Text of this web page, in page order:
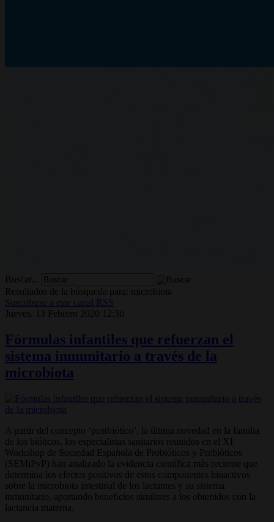
Buscar...
Resultados de la búsqueda para: microbiota
Suscribirse a este canal RSS
Jueves, 13 Febrero 2020 12:36
Fórmulas infantiles que refuerzan el
sistema inmunitario a través de la
microbiota
A partir del concepto ‘postbiótico’, la última novedad en la familia
de los bióticos, los especialistas sanitarios reunidos en el XI
Workshop de Sociedad Española de Probióticos y Prebióticos
(SEMiPyP) han analizado la evidencia científica más reciente que
determina los efectos positivos de estos componentes bioactivos
sobre la microbiota intestinal de los lactantes y su sistema
inmunitario, aportando beneficios similares a los obtenidos con la
lactancia materna.